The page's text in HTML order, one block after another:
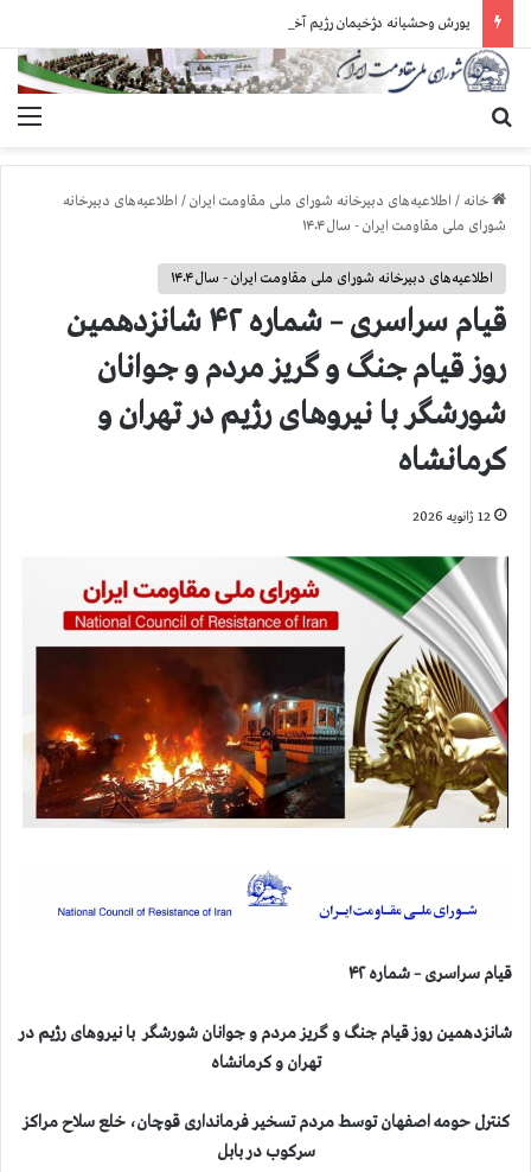
خانه / اطلاعیه‌های دبیرخانه شورای ملی مقاومت ایران/ اطلاعیه‌های دبیرخانه
شورای ملی مقاومت ایران - سال ۱۴۰۴
اطلاعیه‌های دبیرخانه شورای ملی مقاومت ایران - سال ۱۴۰۴
قیام سراسری – شماره ۴۲ شانزدهمین
روز قیام جنگ و گریز مردم و جوانان
شورشگر با نیروهای رژیم در تهران و
کرمانشاه
12 ژانویه 2026
قیام سراسری – شماره۴۲
شانزدهمین روز قیام جنگ و گریز مردم و جوانان شورشگر با نیروهای رژیم در
تهران و کرمانشاه
کنترل حومه اصفهان توسط مردم تسخیر فرمانداری قوچان، خلع سلاح مراکز
سرکوب در بابل